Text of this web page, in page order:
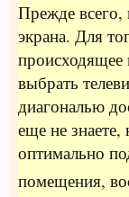
Прежде всего,
экрана. Для
происходящее
выбрать
диагональю
еще не знаете,
оптимально
помещения,